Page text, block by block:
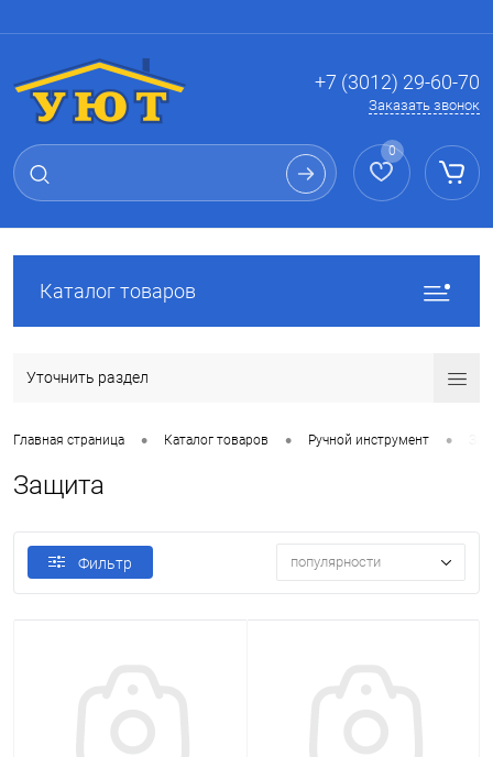
+7 (3012) 29-60-70
Заказать звонок
0
Каталог товаров
Уточнить раздел
Главная страница • Каталог товаров • Ручной инструмент •
Защита
Фильтр популярности